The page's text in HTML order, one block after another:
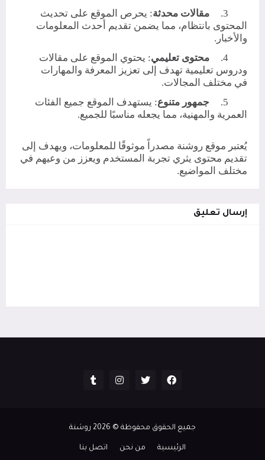
3.
مقالات محدثة: يحرص الموقع على تحديث
المحتوى بانتظام، مما يضمن تقديم أحدث المعلومات
والأخبار.
4.
محتوى تعليمي: يحتوي الموقع على مقالات
ودروس تعليمية تهدف إلى تعزيز المعرفة والمهارات
في مختلف المجالات.
5.
جمهور متنوع: يستهدف الموقع جميع الفئات
العمرية والمهنية، مما يجعله مناسبًا للجميع.
يُعتبر موقع روشنة مصدراً موثوقًا للمعلومات، ويهدف إلى
تقديم محتوى يثري تجربة المستخدم ويعزز من وعيهم في
مختلف المواضيع.
إرسال تعليق
جميع الحقوق محفوظة © 2026 روشنة
الرئيسية من نحن اتصل بنا